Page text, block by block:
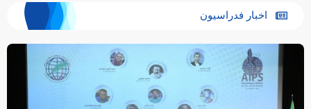
اخبار فدراسیون